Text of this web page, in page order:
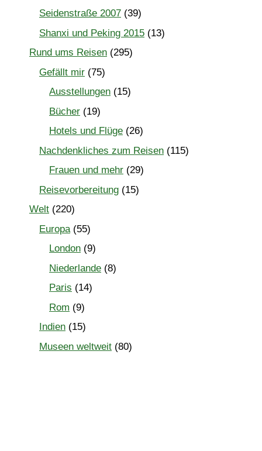
Seidenstraße 2007 (39)
Shanxi und Peking 2015 (13)
Rund ums Reisen (295)
Gefällt mir (75)
Ausstellungen (15)
Bücher (19)
Hotels und Flüge (26)
Nachdenkliches zum Reisen (115)
Frauen und mehr (29)
Reisevorbereitung (15)
Welt (220)
Europa(55)
London (9)
Niederlande (8)
Paris (14)
Rom (9)
Indien (15)
Museen weltweit (80)